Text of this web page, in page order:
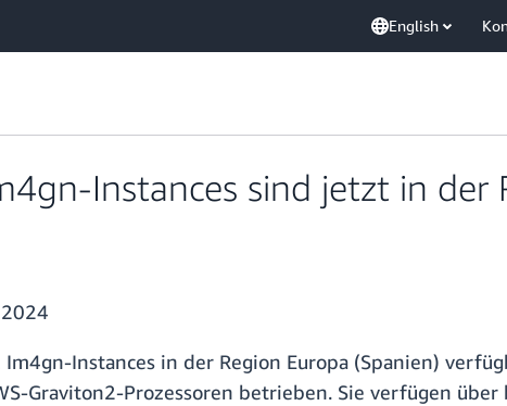
English
Instances sind jetzt in der
Instances in der Region Europa (Spanien)
Graviton2-Prozessoren betrieben. Sie verfügen